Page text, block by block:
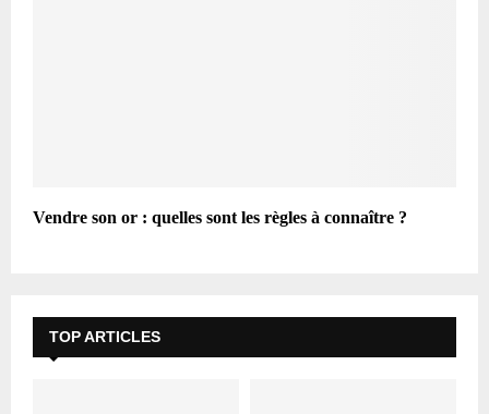
Vendre son or : quelles sont les règles à connaître ?
TOP ARTICLES